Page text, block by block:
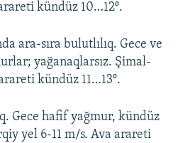
kündüz 10…12º.
ara-sıra bulutlılıq. Gece ve
yağanaqlarsız. Şimal-
kündüz 11…13º.
Gece hafif yağmur, kündüz
yel 6-11 m/s. Ava arareti